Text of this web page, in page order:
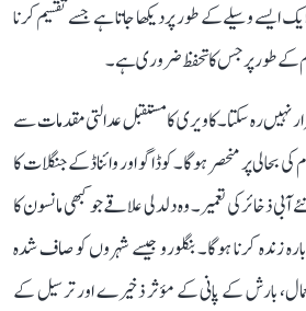
ایسے وسیلے کے طور پر دیکھا جاتا ہے جسے تقسیم کرنا
کے طور پر جس کا تحفظ ضروری ہے۔
نہیں رہ سکتا۔ کاویری کا مستقبل عدالتی مقدمات سے
بحالی پر منحصر ہوگا۔ کوڈاگو اور وائناڈ کے جنگلات کا
آبی ذخائر کی تعمیر۔ وہ دلدلی علاقے جو کبھی مانسون کا
زندہ کرنا ہوگا۔ بنگلورو جیسے شہروں کو صاف شدہ
بارش کے پانی کے مؤثر ذخیرے اور ترسیل کے